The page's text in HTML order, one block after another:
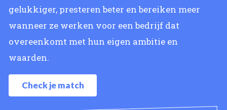
gelukkiger, presteren beter en bereiken meer
wanneer ze werken voor een bedrijf dat
overeenkomt met hun eigen ambitie en
waarden.
Check je match